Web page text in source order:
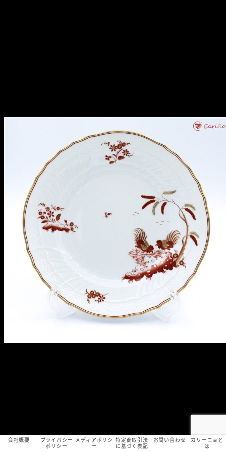
会社概要
プライバシー
ポリシー
メディアポリシ
ー
特定商取引法
に基づく表記
お問い合わせ
カリーニョと
は